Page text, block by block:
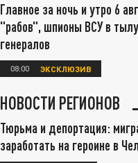
Главное за ночь и утро 6
"рабов", шпионы ВСУ в
генералов
08:00 ЭКСКЛЮЗИВ
НОВОСТИ РЕГИОНОВ
Тюрьма и депортация:
заработать на героине в